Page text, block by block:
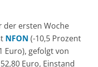
ersten Woche
NFON (-10,5 Prozent
Euro), gefolgt von
Euro, Einstand